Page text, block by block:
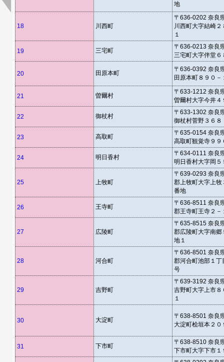
地
18 川西町
〒636-0202 奈良
川西町大字結崎２
１
19 三宅町
〒636-0213 奈良
三宅町大字伴堂６
20 田原本町
〒636-0392 奈良
田原本町８９０－
21 曽爾村
〒633-1212 奈良
曽爾村大字今井４
22 御杖村
〒633-1302 奈良
御杖村菅野３６８
23 高取町
〒635-0154 奈良
高取町観覚寺９９
24 明日香村
〒634-0111 奈良
明日香村大字岡５
25 上牧町
〒639-0293 奈良
郡上牧町大字上牧
番地
26 王寺町
〒636-8511 奈良
郡王寺町王寺２－
27 広陵町
〒635-8515 奈良
郡広陵町大字南郷
地１
28 河合町
〒636-8501 奈良
郡河合町池部１丁
号
29 吉野町
〒639-3192 奈良
吉野町大字上市８
１
30 大淀町
〒638-8501 奈良
大淀町桧垣本２０
31 下市町
〒638-8510 奈良
下市町大字下市１